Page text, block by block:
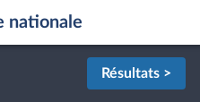
nationale
Résultats >